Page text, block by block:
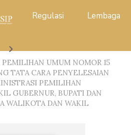
Regulasi Lembaga
UMUM NOMOR 15
TATA CARA PENYELESAIAN
PEMILIHAN
GUBERNUR, BUPATI DAN
WALIKOTA DAN WAKIL